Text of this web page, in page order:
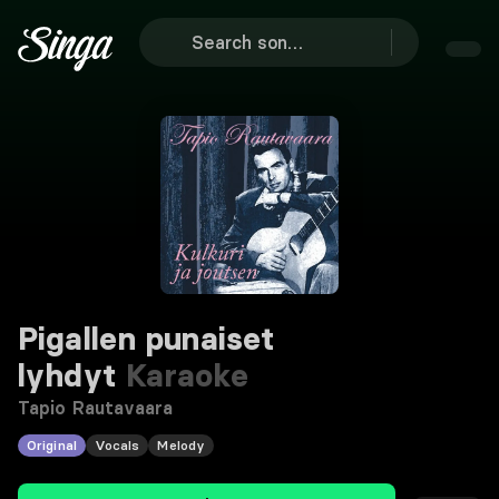
Pigallen punaiset
lyhdyt Karaoke
Tapio Rautavaara
Original Vocals Melody